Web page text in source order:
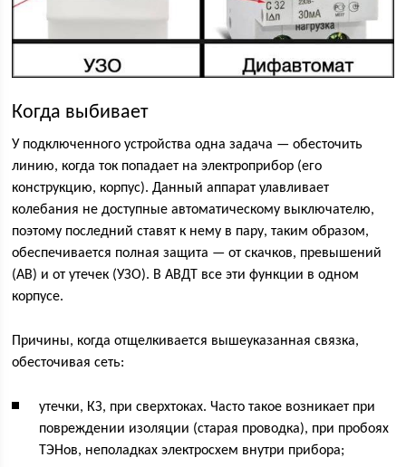
Когда выбивает
У подключенного устройства одна задача — обесточить
линию, когда ток попадает на электроприбор (его
конструкцию, корпус). Данный аппарат улавливает
колебания не доступные автоматическому выключателю,
поэтому последний ставят к нему в пару, таким образом,
обеспечивается полная защита — от скачков, превышений
(АВ) и от утечек (УЗО). В АВДТ все эти функции в одном
корпусе.
Причины, когда отщелкивается вышеуказанная связка,
обесточивая сеть:
утечки, КЗ, при сверхтоках. Часто такое возникает при
повреждении изоляции (старая проводка), при пробоях
ТЭНов, неполадках электросхем внутри прибора;